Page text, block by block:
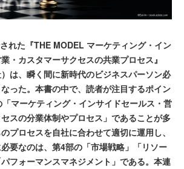
れた『THE MODEL マーケティング・イン
・カスタマーサクセスの共業プロセス』
）は、瞬く間に新時代のビジネスパーソン必
った。本書の中で、読者が注目するポイン
「マーケティング・インサイドセールス・営
スの分業体制やプロセス」であることが多
プロセスを自社に合わせて適切に運用し、
要なのは、第4部の「市場戦略」「リソー
フォーマンスマネジメント」である。本連